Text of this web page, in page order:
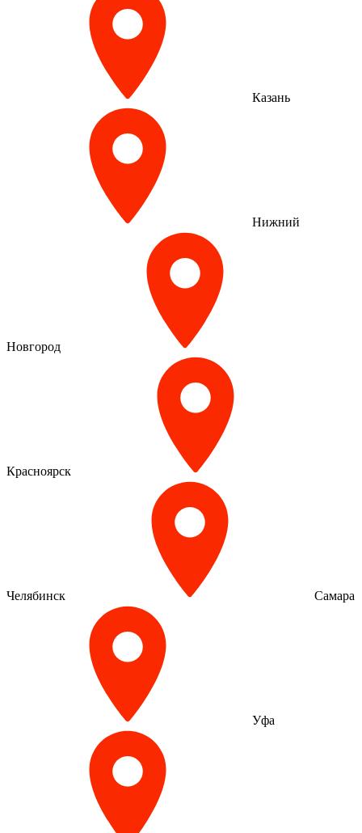
Казань
Нижний
Новгород
Красноярск
Челябинск Самара
Уфа